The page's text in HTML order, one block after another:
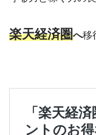
楽天経済圏へ移